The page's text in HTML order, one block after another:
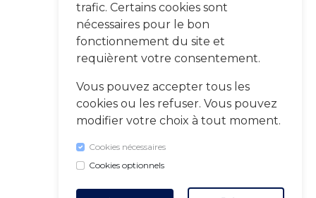
trafic. Certains cookies sont
nécessaires pour le bon
fonctionnement du site et
requièrent votre consentement.
Vous pouvez accepter tous les
cookies ou les refuser. Vous pouvez
modifier votre choix à tout moment.
Cookies nécessaires
Cookies optionnels